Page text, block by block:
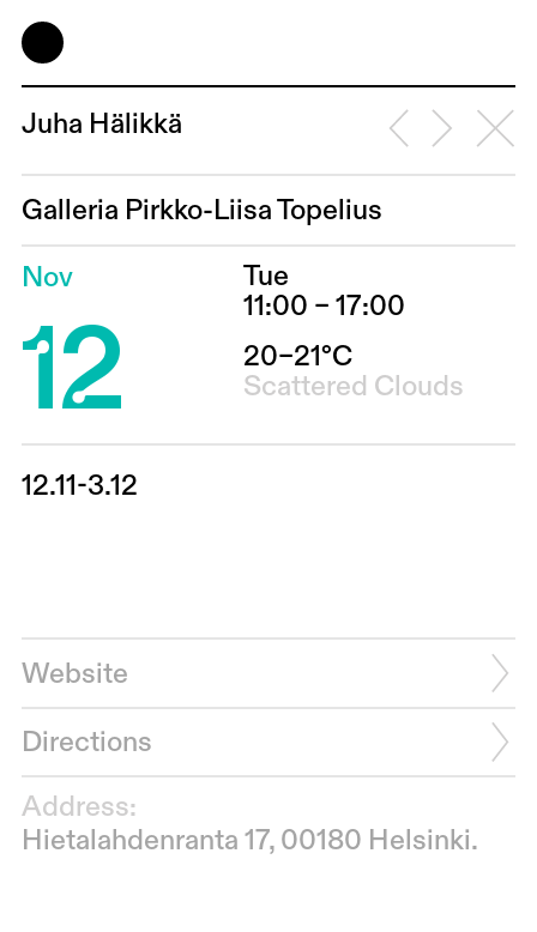
Juha Hälikkä
Galleria Pirkko-Liisa Topelius
Nov
12
Tue
11:00 – 17:00
20–21°C
Scattered Clouds
12.11-3.12
Website
Directions
Address:
Hietalahdenranta 17, 00180 Helsinki.